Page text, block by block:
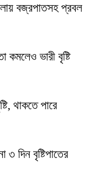
বজ্রপাতসহ প্রবল
কমলেও ভারী বৃষ্টি
থাকতে পারে
৩ দিন বৃষ্টিপাতের